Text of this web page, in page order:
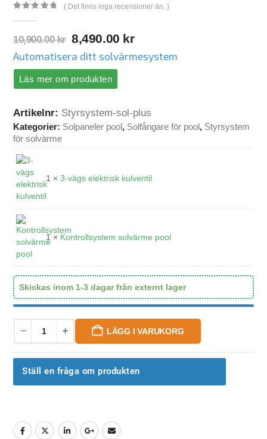
( Det finns inga recensioner än. )
10,900.00kr 8,490.00 kr
Automatisera ditt solvärmesystem
Läs mer om produkten
Artikelnr: Styrsystem-sol-plus
Kategorier: Solpaneler pool, Solfångare för pool, Styrsystem
för solvärme
1 × 3-vägs elektrisk kulventil
1 × Kontrollsystem solvärme pool
Skickas inom 1-3 dagar från externt lager
LÄGG I VARUKORG
Ställ en fråga om produkten